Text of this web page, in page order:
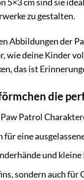
5×3 cm sind sie
zu gestalten.
Abbildungen der
wie deine Kinder
das ist
die
Patrol
für eine
und
sondern auch für